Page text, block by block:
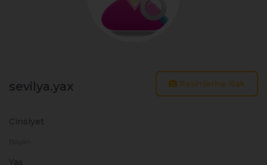
sevilya.yax Resimlerine Bak
Cinsiyet
Yaş